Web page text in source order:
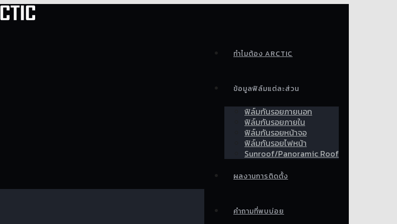
ทำไมต้อง ARCTIC
ข้อมูลฟิล์มแต่ละส่วน
ฟิล์มกันรอยภายนอก
ฟิล์มกันรอยภายใน
ฟิล์มกันรอยหน้าจอ
ฟิล์มกันรอยไฟหน้า
Sunroof/Panoramic Roof
ผลงานการติดตั้ง
คำถามที่พบบ่อย